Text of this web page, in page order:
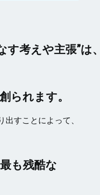
す考えや主張”は
られます。
出すことによって、
も残酷な